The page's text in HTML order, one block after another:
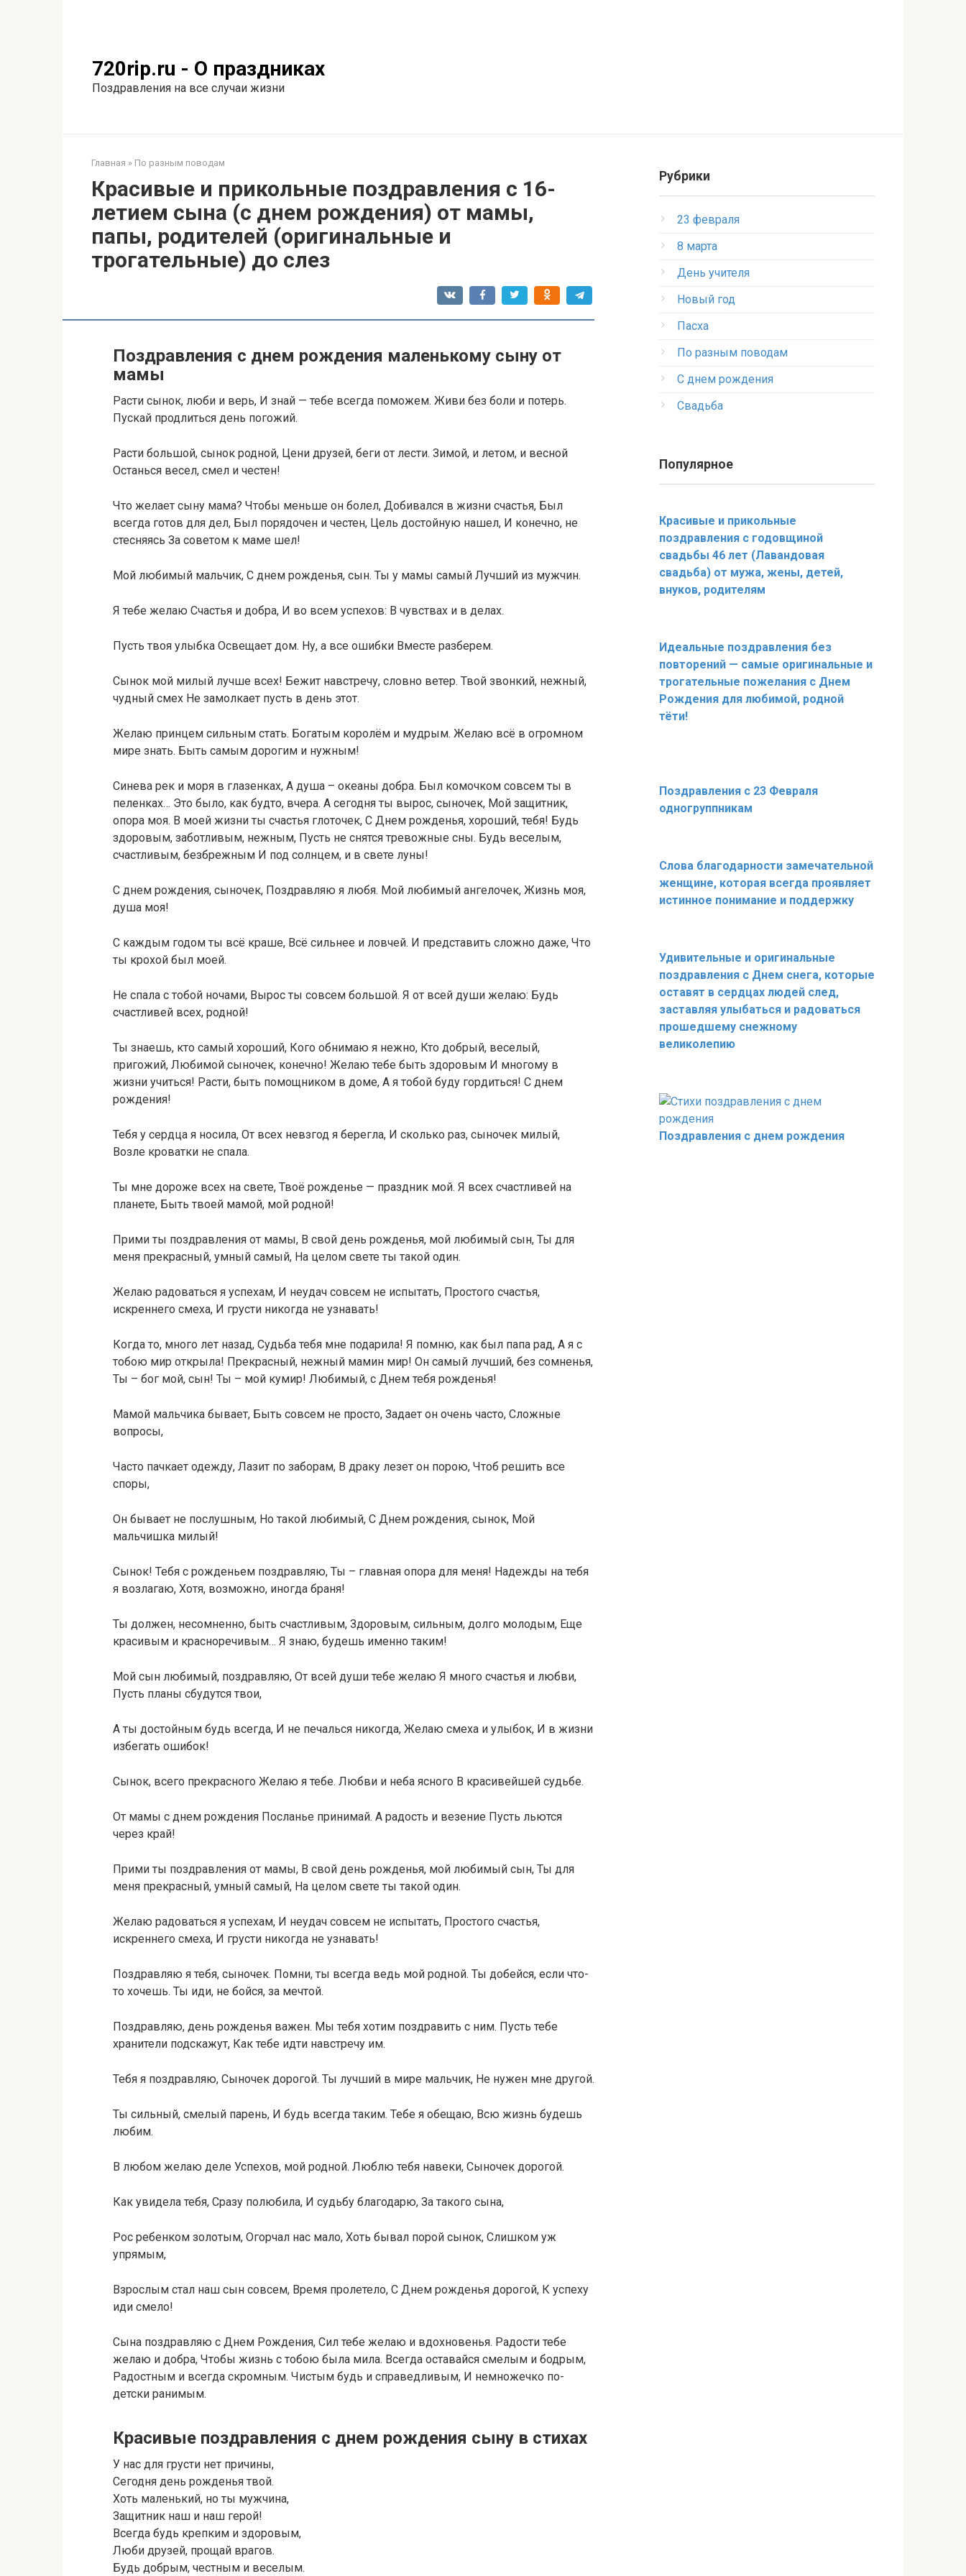
720rip.ru - О праздниках
Поздравления на все случаи жизни
Главная » По разным поводам
Красивые и прикольные поздравления с 16-
летием сына (с днем рождения) от мамы,
папы, родителей (оригинальные и
трогательные) до слез
Поздравления с днем рождения маленькому сыну от
мамы
Расти сынок, люби и верь, И знай — тебе всегда поможем. Живи без боли и потерь.
Пускай продлиться день погожий.
Расти большой, сынок родной, Цени друзей, беги от лести. Зимой, и летом, и весной
Останься весел, смел и честен!
Что желает сыну мама? Чтобы меньше он болел, Добивался в жизни счастья, Был
всегда готов для дел, Был порядочен и честен, Цель достойную нашел, И конечно, не
стесняясь За советом к маме шел!
Мой любимый мальчик, С днем рожденья, сын. Ты у мамы самый Лучший из мужчин.
Я тебе желаю Счастья и добра, И во всем успехов: В чувствах и в делах.
Пусть твоя улыбка Освещает дом. Ну, а все ошибки Вместе разберем.
Сынок мой милый лучше всех! Бежит навстречу, словно ветер. Твой звонкий, нежный,
чудный смех Не замолкает пусть в день этот.
Желаю принцем сильным стать. Богатым королём и мудрым. Желаю всё в огромном
мире знать. Быть самым дорогим и нужным!
Синева рек и моря в глазенках, А душа – океаны добра. Был комочком совсем ты в
пеленках… Это было, как будто, вчера. А сегодня ты вырос, сыночек, Мой защитник,
опора моя. В моей жизни ты счастья глоточек, С Днем рожденья, хороший, тебя! Будь
здоровым, заботливым, нежным, Пусть не снятся тревожные сны. Будь веселым,
счастливым, безбрежным И под солнцем, и в свете луны!
С днем рождения, сыночек, Поздравляю я любя. Мой любимый ангелочек, Жизнь моя,
душа моя!
С каждым годом ты всё краше, Всё сильнее и ловчей. И представить сложно даже, Что
ты крохой был моей.
Не спала с тобой ночами, Вырос ты совсем большой. Я от всей души желаю: Будь
счастливей всех, родной!
Ты знаешь, кто самый хороший, Кого обнимаю я нежно, Кто добрый, веселый,
пригожий, Любимой сыночек, конечно! Желаю тебе быть здоровым И многому в
жизни учиться! Расти, быть помощником в доме, А я тобой буду гордиться! С днем
рождения!
Тебя у сердца я носила, От всех невзгод я берегла, И сколько раз, сыночек милый,
Возле кроватки не спала.
Ты мне дороже всех на свете, Твоё рожденье — праздник мой. Я всех счастливей на
планете, Быть твоей мамой, мой родной!
Прими ты поздравления от мамы, В свой день рожденья, мой любимый сын, Ты для
меня прекрасный, умный самый, На целом свете ты такой один.
Желаю радоваться я успехам, И неудач совсем не испытать, Простого счастья,
искреннего смеха, И грусти никогда не узнавать!
Когда то, много лет назад, Судьба тебя мне подарила! Я помню, как был папа рад, А я с
тобою мир открыла! Прекрасный, нежный мамин мир! Он самый лучший, без сомненья,
Ты – бог мой, сын! Ты – мой кумир! Любимый, с Днем тебя рожденья!
Мамой мальчика бывает, Быть совсем не просто, Задает он очень часто, Сложные
вопросы,
Часто пачкает одежду, Лазит по заборам, В драку лезет он порою, Чтоб решить все
споры,
Он бывает не послушным, Но такой любимый, С Днем рождения, сынок, Мой
мальчишка милый!
Сынок! Тебя с рожденьем поздравляю, Ты – главная опора для меня! Надежды на тебя
я возлагаю, Хотя, возможно, иногда браня!
Ты должен, несомненно, быть счастливым, Здоровым, сильным, долго молодым, Еще
красивым и красноречивым… Я знаю, будешь именно таким!
Мой сын любимый, поздравляю, От всей души тебе желаю Я много счастья и любви,
Пусть планы сбудутся твои,
А ты достойным будь всегда, И не печалься никогда, Желаю смеха и улыбок, И в жизни
избегать ошибок!
Сынок, всего прекрасного Желаю я тебе. Любви и неба ясного В красивейшей судьбе.
От мамы с днем рождения Посланье принимай. А радость и везение Пусть льются
через край!
Прими ты поздравления от мамы, В свой день рожденья, мой любимый сын, Ты для
меня прекрасный, умный самый, На целом свете ты такой один.
Желаю радоваться я успехам, И неудач совсем не испытать, Простого счастья,
искреннего смеха, И грусти никогда не узнавать!
Поздравляю я тебя, сыночек. Помни, ты всегда ведь мой родной. Ты добейся, если что-
то хочешь. Ты иди, не бойся, за мечтой.
Поздравляю, день рожденья важен. Мы тебя хотим поздравить с ним. Пусть тебе
хранители подскажут, Как тебе идти навстречу им.
Тебя я поздравляю, Сыночек дорогой. Ты лучший в мире мальчик, Не нужен мне другой.
Ты сильный, смелый парень, И будь всегда таким. Тебе я обещаю, Всю жизнь будешь
любим.
В любом желаю деле Успехов, мой родной. Люблю тебя навеки, Сыночек дорогой.
Как увидела тебя, Сразу полюбила, И судьбу благодарю, За такого сына,
Рос ребенком золотым, Огорчал нас мало, Хоть бывал порой сынок, Слишком уж
упрямым,
Взрослым стал наш сын совсем, Время пролетело, С Днем рожденья дорогой, К успеху
иди смело!
Сына поздравляю с Днем Рождения, Сил тебе желаю и вдохновенья. Радости тебе
желаю и добра, Чтобы жизнь с тобою была мила. Всегда оставайся смелым и бодрым,
Радостным и всегда скромным. Чистым будь и справедливым, И немножечко по-
детски ранимым.
Красивые поздравления с днем рождения сыну в стихах
У нас для грусти нет причины,
Сегодня день рожденья твой.
Хоть маленький, но ты мужчина,
Защитник наш и наш герой!
Всегда будь крепким и здоровым,
Люби друзей, прощай врагов.
Будь добрым, честным и веселым.
Рубрики
23 февраля
8 марта
День учителя
Новый год
Пасха
По разным поводам
С днем рождения
Свадьба
Популярное
Красивые и прикольные
поздравления с годовщиной
свадьбы 46 лет (Лавандовая
свадьба) от мужа, жены, детей,
внуков, родителям
Идеальные поздравления без
повторений — самые оригинальные и
трогательные пожелания с Днем
Рождения для любимой, родной
тёти!
Поздравления с 23 Февраля
одногруппникам
Слова благодарности замечательной
женщине, которая всегда проявляет
истинное понимание и поддержку
Удивительные и оригинальные
поздравления с Днем снега, которые
оставят в сердцах людей след,
заставляя улыбаться и радоваться
прошедшему снежному
великолепию
Поздравления с днем рождения